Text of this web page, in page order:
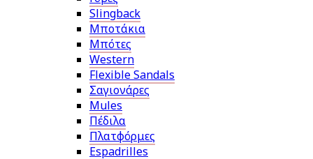
Slingback
Μποτάκια
Μπότες
Western
Flexible Sandals
Σαγιονάρες
Mules
Πέδιλα
Πλατφόρμες
Espadrilles